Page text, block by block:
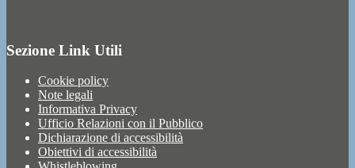
Sezione Link Utili
Cookie policy
Note legali
Informativa Privacy
Ufficio Relazioni con il Pubblico
Dichiarazione di accessibilità
Obiettivi di accessibilità